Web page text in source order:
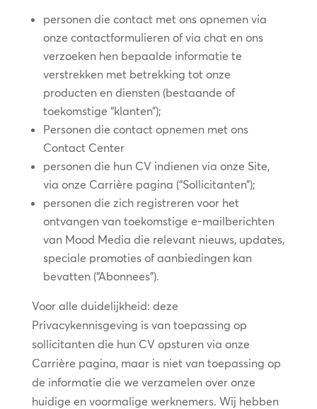
personen die contact met ons opnemen via
onze contactformulieren of via chat en ons
verzoeken hen bepaalde informatie te
verstrekken met betrekking tot onze
producten en diensten (bestaande of
toekomstige “klanten”);
Personen die contact opnemen met ons
Contact Center
personen die hun CV indienen via onze Site,
via onze Carrière pagina (“Sollicitanten”);
personen die zich registreren voor het
ontvangen van toekomstige e-mailberichten
van Mood Media die relevant nieuws, updates,
speciale promoties of aanbiedingen kan
bevatten (“Abonnees”).
Voor alle duidelijkheid: deze
Privacykennisgeving is van toepassing op
sollicitanten die hun CV opsturen via onze
Carrière pagina, maar is niet van toepassing op
de informatie die we verzamelen over onze
huidige en voormalige werknemers. Wij hebben